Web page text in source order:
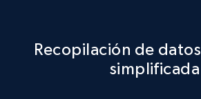
Recopilación de
simplificada